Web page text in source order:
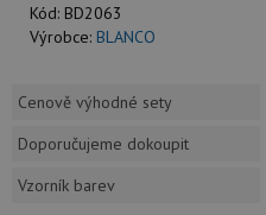
Kód: BD2063
Výrobce: BLANCO
Cenově výhodné sety
Doporučujeme dokoupit
Vzorník barev